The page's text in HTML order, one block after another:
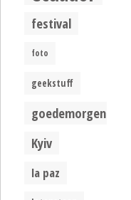
festival
foto
geekstuff
goedemorgen
Kyiv
la paz